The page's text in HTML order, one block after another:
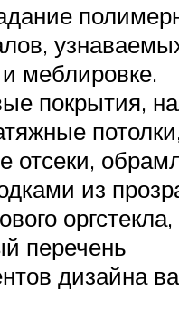
и меблировке.
покрытия,
отсеки,
из
оргстекла,
перечень
дизайна